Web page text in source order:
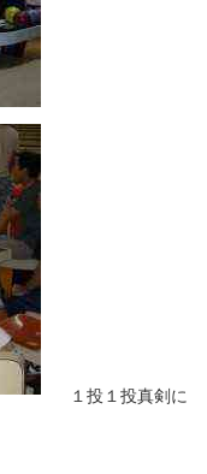
１投１投真剣に